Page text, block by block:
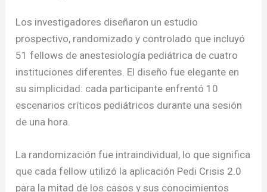
Los investigadores diseñaron un estudio
prospectivo, randomizado y controlado que incluyó
51 fellows de anestesiología pediátrica de cuatro
instituciones diferentes. El diseño fue elegante en
su simplicidad: cada participante enfrentó 10
escenarios críticos pediátricos durante una sesión
de una hora.
La randomización fue intraindividual, lo que significa
que cada fellow utilizó la aplicación Pedi Crisis 2.0
para la mitad de los casos y sus conocimientos